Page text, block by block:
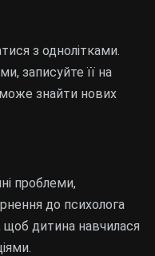
з однолітками.
записуйте її на
знайти нових
проблеми,
до психолога
дитина навчилася